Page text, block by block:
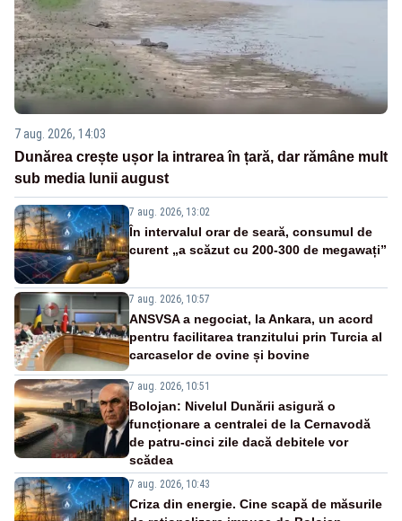
7 aug. 2026, 14:03
Dunărea crește ușor la intrarea în țară, dar rămâne mult
sub media lunii august
7 aug. 2026, 13:02
În intervalul orar de seară, consumul de
curent „a scăzut cu 200-300 de megawați”
7 aug. 2026, 10:57
ANSVSA a negociat, la Ankara, un acord
pentru facilitarea tranzitului prin Turcia al
carcaselor de ovine și bovine
7 aug. 2026, 10:51
Bolojan: Nivelul Dunării asigură o
funcționare a centralei de la Cernavodă
de patru-cinci zile dacă debitele vor
scădea
7 aug. 2026, 10:43
Criza din energie. Cine scapă de măsurile